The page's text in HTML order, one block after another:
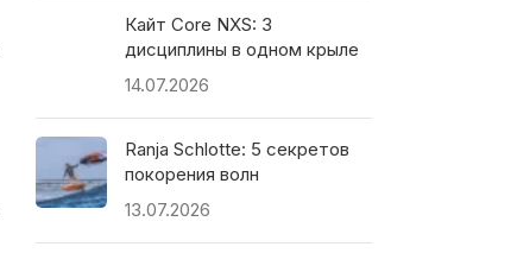
Кайт Core NXS: 3
дисциплины в одном крыле
14.07.2026
Ranja Schlotte: 5 секретов
покорения волн
13.07.2026